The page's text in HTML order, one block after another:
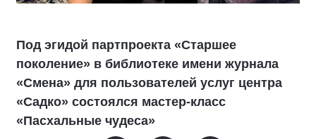
Под эгидой партпроекта «Старшее
поколение» в библиотеке имени журнала
«Смена» для пользователей услуг центра
«Садко» состоялся мастер-класс
«Пасхальные чудеса»